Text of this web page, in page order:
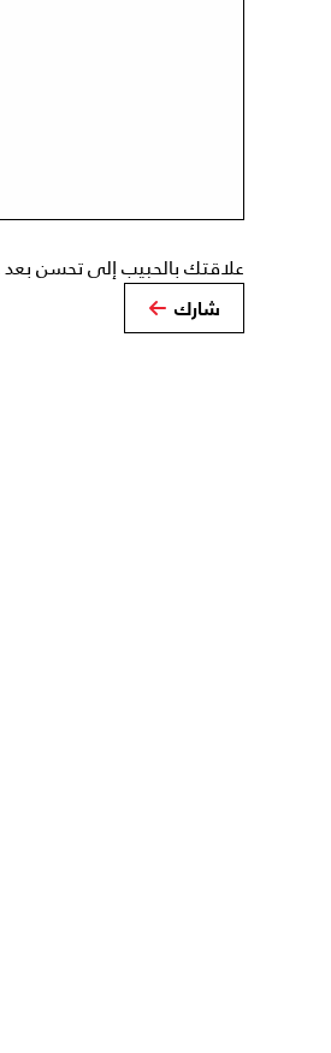
علاقتك بالحبيب إلى تحسن
شارك